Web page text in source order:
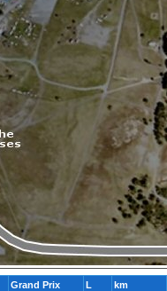
Grand Prix L km